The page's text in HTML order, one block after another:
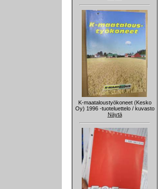
K-maataloustyökoneet (Kesko
Oy) 1996 -tuoteluettelo / kuvasto
Näytä